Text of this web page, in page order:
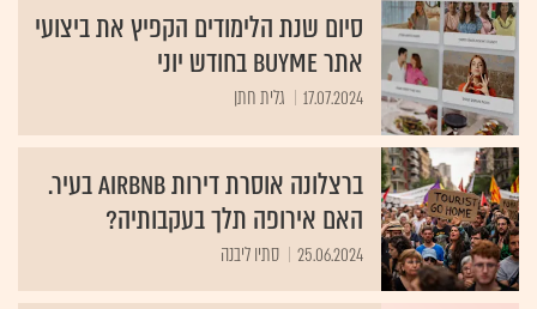
סיום שנת הלימודים הקפיץ את ביצועי
אתר BUYME בחודש יוני
17.07.2024 גלית חתן
ברצלונה אוסרת דירות airbnb בעיר.
האם אירופה תלך בעקבותיה?
25.06.2024 סתיו ליבנה